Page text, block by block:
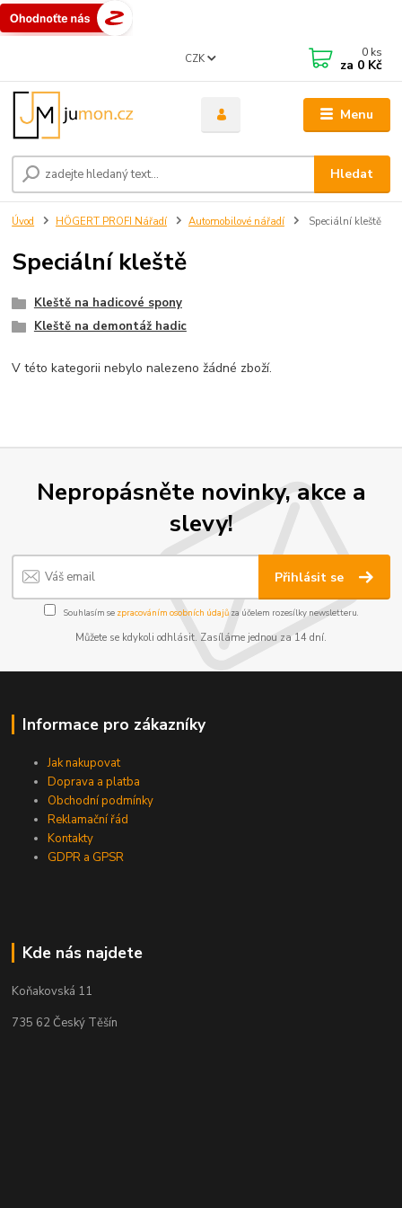
Menu
CZK
Hledat
0 ks
za 0 Kč
Úvod HÖGERT PROFI Nářadí Automobilové nářadí Speciální kleště
Speciální kleště
Kleště na hadicové spony
Kleště na demontáž hadic
V této kategorii nebylo nalezeno žádné zboží.
Nepropásněte novinky, akce a
slevy!
Přihlásit se
Souhlasím se zpracováním osobních údajůza účelem rozesílky newsletteru.
Můžete se kdykoli odhlásit. Zasíláme jednou za 14 dní.
Informace pro zákazníky
Jak nakupovat
Doprava a platba
Obchodní podmínky
Reklamační řád
Kontakty
GDPR a GPSR
Kde nás najdete
Koňakovská 11
735 62 Český Těšín